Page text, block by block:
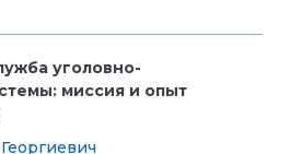
уголовно-
миссия и опыт